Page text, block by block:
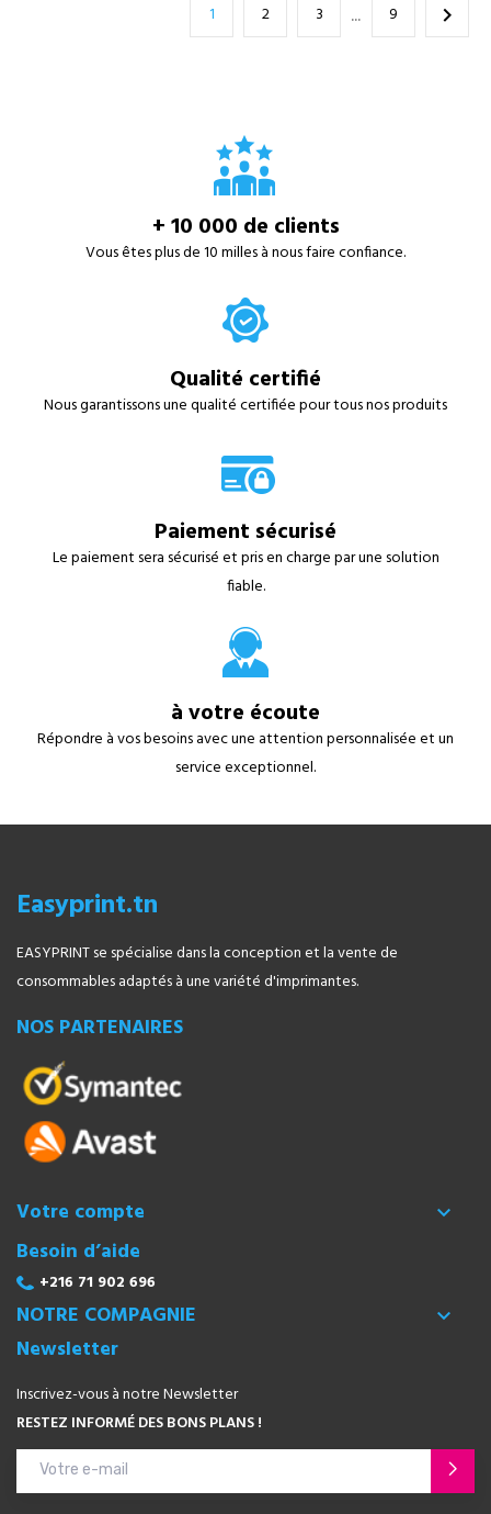
1 2 3 … 9 
+ 10 000 de clients
Vous êtes plus de 10 milles à nous faire confiance.
Qualité certifié
Nous garantissons une qualité certifiée pour tous nos produits
Paiement sécurisé
Le paiement sera sécurisé et pris en charge par une solution
fiable.
à votre écoute
Répondre à vos besoins avec une attention personnalisée et un
service exceptionnel.
Easyprint.tn
EASYPRINT se spécialise dans la conception et la vente de
consommables adaptés à une variété d'imprimantes.
NOS PARTENAIRES
Votre compte 
Besoin d’aide
+216 71 902 696
NOTRE COMPAGNIE 
Newsletter
Inscrivez-vous à notre Newsletter
RESTEZ INFORMÉ DES BONS PLANS !